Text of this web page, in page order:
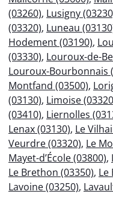
(03260), Lusigny
(03320), Luneau
Hodement (03190),
(03330), Louroux-de-
Louroux-Bourbonnais
Montfand (03500),
(03130), Limoise
(03410), Liernolles
Lenax (03130), Le
Veurdre (03320), Le
Mayet-d’École (03800),
Le Brethon (03350), Le
Lavoine (03250),